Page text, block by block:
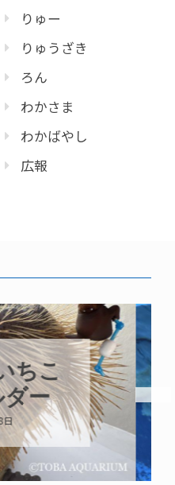
りゅー
りゅうざき
ろん
わかさま
わかばやし
広報
ウム
接して
す
月7日